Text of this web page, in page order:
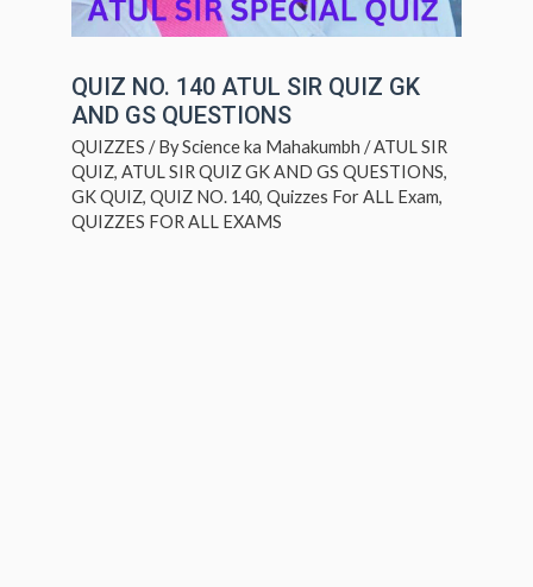
QUIZ NO. 140 ATUL SIR QUIZ GK
AND GS QUESTIONS
QUIZZES / ByScience ka Mahakumbh /ATUL SIR
QUIZ, ATUL SIR QUIZ GK AND GS QUESTIONS,
GK QUIZ, QUIZ NO. 140, Quizzes For ALL Exam,
QUIZZES FOR ALL EXAMS